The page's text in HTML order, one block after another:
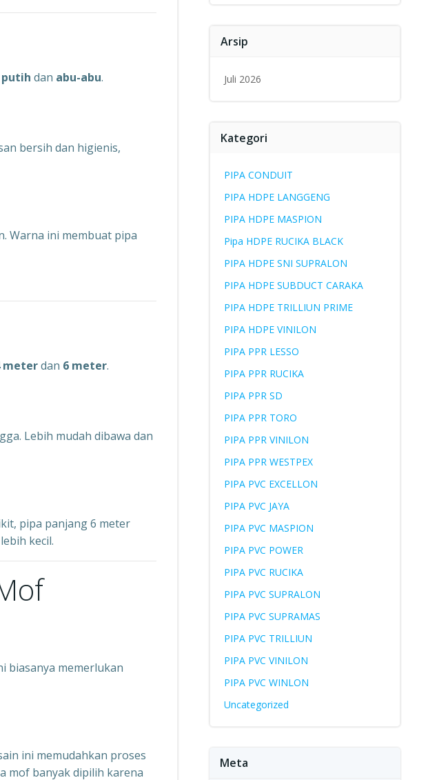
putih dan abu-abu.
bersih dan higienis,
Warna ini membuat pipa
meterdan 6 meter.
Lebih mudah dibawa dan
pipa panjang 6 meter
kecil.
biasanya memerlukan
ini memudahkan proses
mof banyak dipilih karena
Arsip
Juli 2026
Kategori
PIPA CONDUIT
PIPA HDPE LANGGENG
PIPA HDPE MASPION
Pipa HDPE RUCIKA BLACK
PIPA HDPE SNI SUPRALON
PIPA HDPE SUBDUCT CARAKA
PIPA HDPE TRILLIUN PRIME
PIPA HDPE VINILON
PIPA PPR LESSO
PIPA PPR RUCIKA
PIPA PPR SD
PIPA PPR TORO
PIPA PPR VINILON
PIPA PPR WESTPEX
PIPA PVC EXCELLON
PIPA PVC JAYA
PIPA PVC MASPION
PIPA PVC POWER
PIPA PVC RUCIKA
PIPA PVC SUPRALON
PIPA PVC SUPRAMAS
PIPA PVC TRILLIUN
PIPA PVC VINILON
PIPA PVC WINLON
Uncategorized
Meta